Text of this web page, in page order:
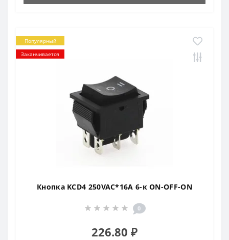
Популярный
Заканчивается
Кнопка KCD4 250VAC*16A 6-к ON-OFF-ON
0
226.80 ₽